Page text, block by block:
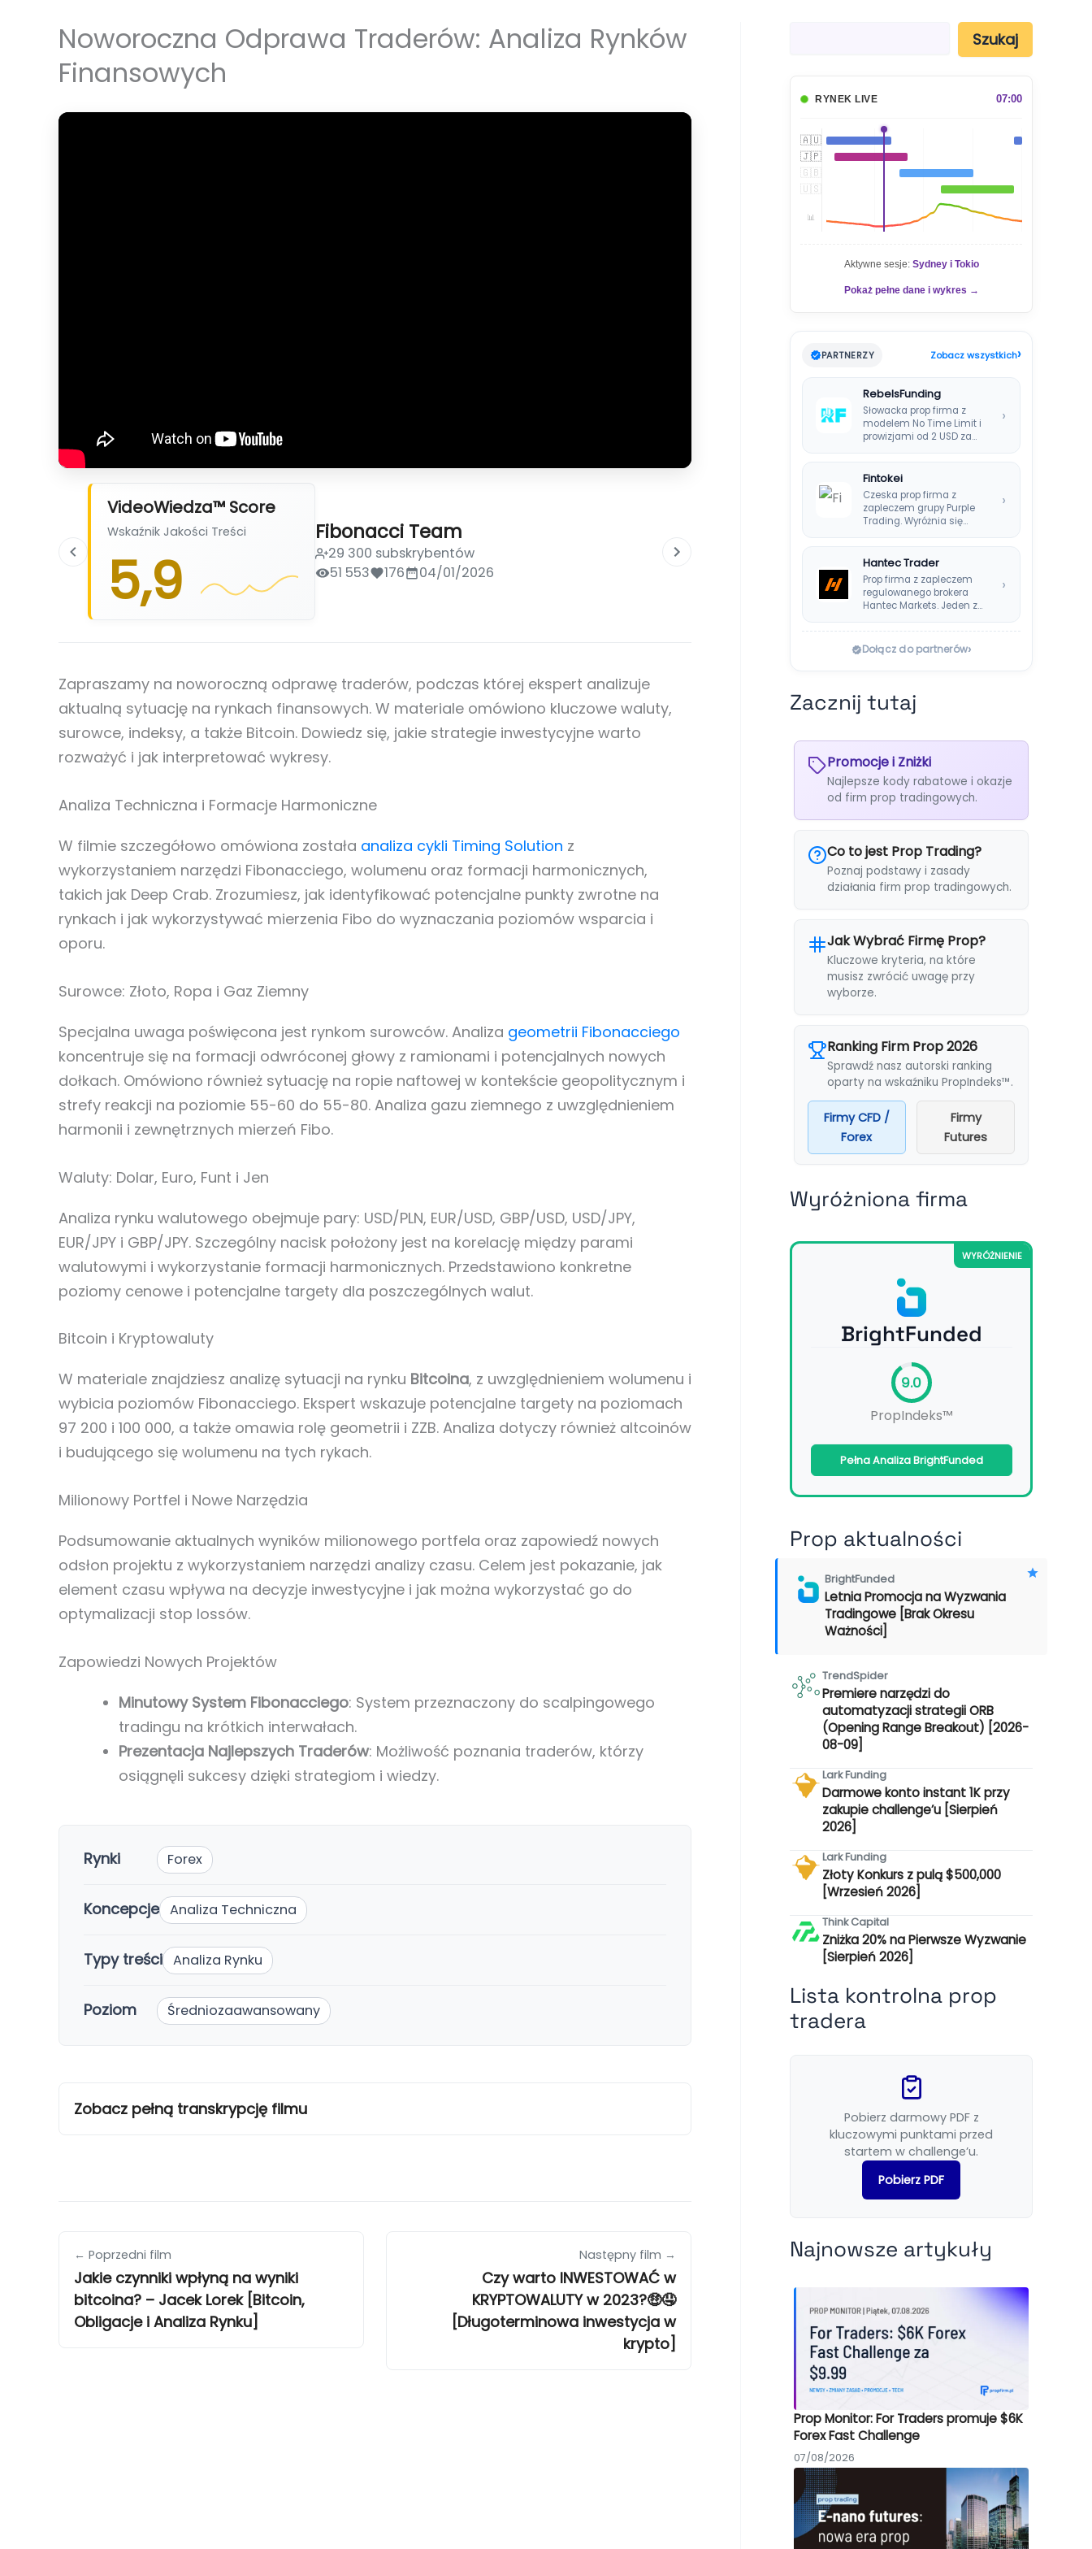
Noworoczna Odprawa Traderów: Analiza Rynków
Finansowych
VideoWiedza™ Score
Wskaźnik Jakości Treści
5,9
Fibonacci Team
29 300 subskrybentów
51 553
176 04/01/2026
Zapraszamy na noworoczną odprawę traderów, podczas której ekspert analizuje
aktualną sytuację na rynkach finansowych. W materiale omówiono kluczowe waluty,
surowce, indeksy, a także Bitcoin. Dowiedz się, jakie strategie inwestycyjne warto
rozważyć i jak interpretować wykresy.
Analiza Techniczna i Formacje Harmoniczne
W filmie szczegółowo omówiona została analiza cykli Timing Solution z
wykorzystaniem narzędzi Fibonacciego, wolumenu oraz formacji harmonicznych,
takich jak Deep Crab. Zrozumiesz, jak identyfikować potencjalne punkty zwrotne na
rynkach i jak wykorzystywać mierzenia Fibo do wyznaczania poziomów wsparcia i
oporu.
Surowce: Złoto, Ropa i Gaz Ziemny
Specjalna uwaga poświęcona jest rynkom surowców. Analiza geometrii Fibonacciego
koncentruje się na formacji odwróconej głowy z ramionami i potencjalnych nowych
dołkach. Omówiono również sytuację na ropie naftowej w kontekście geopolitycznym i
strefy reakcji na poziomie 55-60 do 55-80. Analiza gazu ziemnego z uwzględnieniem
harmonii i zewnętrznych mierzeń Fibo.
Waluty: Dolar, Euro, Funt i Jen
Analiza rynku walutowego obejmuje pary: USD/PLN, EUR/USD, GBP/USD, USD/JPY,
EUR/JPY i GBP/JPY. Szczególny nacisk położony jest na korelację między parami
walutowymi i wykorzystanie formacji harmonicznych. Przedstawiono konkretne
poziomy cenowe i potencjalne targety dla poszczególnych walut.
Bitcoin i Kryptowaluty
W materiale znajdziesz analizę sytuacji na rynku Bitcoina, z uwzględnieniem wolumenu i
wybicia poziomów Fibonacciego. Ekspert wskazuje potencjalne targety na poziomach
97 200 i 100 000, a także omawia rolę geometrii i ZZB. Analiza dotyczy również altcoinów
i budującego się wolumenu na tych rykach.
Milionowy Portfel i Nowe Narzędzia
Podsumowanie aktualnych wyników milionowego portfela oraz zapowiedź nowych
odsłon projektu z wykorzystaniem narzędzi analizy czasu. Celem jest pokazanie, jak
element czasu wpływa na decyzje inwestycyjne i jak można wykorzystać go do
optymalizacji stop lossów.
Zapowiedzi Nowych Projektów
Minutowy System Fibonacciego: System przeznaczony do scalpingowego
tradingu na krótkich interwałach.
Prezentacja Najlepszych Traderów: Możliwość poznania traderów, którzy
osiągnęli sukcesy dzięki strategiom i wiedzy.
Rynki Forex
Koncepcje Analiza Techniczna
Typy treści Analiza Rynku
Poziom Średniozaawansowany
Zobacz pełną transkrypcję filmu
← Poprzedni film
Jakie czynniki wpłyną na wyniki
bitcoina? – Jacek Lorek [Bitcoin,
Obligacje i Analiza Rynku]
Następny film →
Czy warto INWESTOWAĆ w
KRYPTOWALUTY w 2023?🤑🤤
[Długoterminowa inwestycja w
krypto]
Szukaj
RYNEK LIVE 07:00
🇦🇺
🇯🇵
🇬🇧
🇺🇸
📊
Aktywne sesje: Sydney i Tokio
Pokaż pełne dane i wykres →
PARTNERZY Zobacz wszystkich›
RebelsFunding
Słowacka prop firma z
modelem No Time Limit i
prowizjami od 2 USD za…
›
Fintokei
Czeska prop firma z
zapleczem grupy Purple
Trading. Wyróżnia się
Payouts, wypłatami…
›
Hantec Trader
Prop firma z zapleczem
regulowanego brokera
Hantec Markets. Jeden z
wyborów dla polskich…
›
Dołącz do partnerów›
Zacznij tutaj
Promocje i Zniżki
Najlepsze kody rabatowe i okazje
od firm prop tradingowych.
Co to jest Prop Trading?
Poznaj podstawy i zasady
działania firm prop tradingowych.
Jak Wybrać Firmę Prop?
Kluczowe kryteria, na które
musisz zwrócić uwagę przy
wyborze.
Ranking Firm Prop 2026
Sprawdź nasz autorski ranking
oparty na wskaźniku PropIndeks™.
Firmy CFD /
Forex
Firmy
Futures
Wyróżniona firma
WYRÓŻNIENIE
BrightFunded
9.0
PropIndeks™
Pełna Analiza BrightFunded
Prop aktualności
BrightFunded
Letnia Promocja na Wyzwania
Tradingowe [Brak Okresu
Ważności]
TrendSpider
Premiere narzędzi do
automatyzacji strategii ORB
(Opening Range Breakout) [2026-
08-09]
Lark Funding
Darmowe konto instant 1K przy
zakupie challenge’u [Sierpień
2026]
Lark Funding
Złoty Konkurs z pulą $500,000
[Wrzesień 2026]
Think Capital
Zniżka 20% na Pierwsze Wyzwanie
[Sierpień 2026]
Lista kontrolna prop
tradera
Pobierz darmowy PDF z
kluczowymi punktami przed
startem w challenge’u.
Pobierz PDF
Najnowsze artykuły
Prop Monitor: For Traders promuje $6K
Forex Fast Challenge
07/08/2026